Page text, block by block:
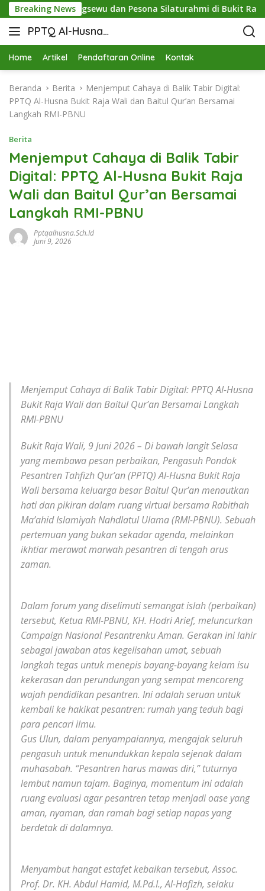
Breaking News
STIT Pringsewu dan Pesona Silaturahmi di Bukit Raja Wali
PPTQ Al-Husna
Bukit Raja Wali
Home Artikel Pendaftaran Online Kontak
Beranda Berita
Menjemput Cahaya di Balik Tabir Digital:
PPTQ Al-Husna Bukit Raja Wali dan Baitul Qur’an Bersamai
Langkah RMI-PBNU
Berita
Menjemput Cahaya di Balik Tabir
Digital: PPTQ Al-Husna Bukit Raja
Wali dan Baitul Qur’an Bersamai
Langkah RMI-PBNU
Pptqalhusna.sch.id
Juni 9, 2026
Menjemput Cahaya di Balik Tabir Digital: PPTQ Al-Husna
Bukit Raja Wali dan Baitul Qur’an Bersamai Langkah
RMI-PBNU
Bukit Raja Wali, 9 Juni 2026 – Di bawah langit Selasa
yang membawa pesan perbaikan, Pengasuh Pondok
Pesantren Tahfizh Qur’an (PPTQ) Al-Husna Bukit Raja
Wali bersama keluarga besar Baitul Qur’an menautkan
hati dan pikiran dalam ruang virtual bersama Rabithah
Ma’ahid Islamiyah Nahdlatul Ulama (RMI-PBNU). Sebuah
pertemuan yang bukan sekadar agenda, melainkan
ikhtiar merawat marwah pesantren di tengah arus
zaman.
Dalam forum yang diselimuti semangat islah (perbaikan)
tersebut, Ketua RMI-PBNU, KH. Hodri Arief, meluncurkan
Campaign Nasional Pesantrenku Aman. Gerakan ini lahir
sebagai jawaban atas kegelisahan umat, sebuah
langkah tegas untuk menepis bayang-bayang kelam isu
kekerasan dan perundungan yang sempat mencoreng
wajah pendidikan pesantren. Ini adalah seruan untuk
kembali ke hakikat pesantren: rumah yang teduh bagi
para pencari ilmu.
Gus Ulun, dalam penyampaiannya, mengajak seluruh
pengasuh untuk menundukkan kepala sejenak dalam
muhasabah. “Pesantren harus mawas diri,” tuturnya
lembut namun tajam. Baginya, momentum ini adalah
ruang evaluasi agar pesantren tetap menjadi oase yang
aman, nyaman, dan ramah bagi setiap napas yang
berdetak di dalamnya.
Menyambut hangat estafet kebaikan tersebut, Assoc.
Prof. Dr. KH. Abdul Hamid, M.Pd.I., Al-Hafizh, selaku